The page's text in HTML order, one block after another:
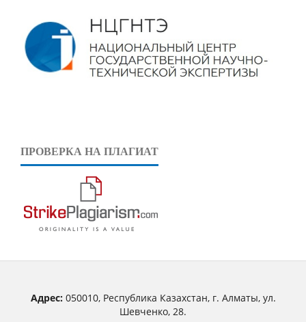
ПРОВЕРКА НА ПЛАГИАТ
Адрес:050010, Республика Казахстан, г. Алматы, ул.
Шевченко, 28.